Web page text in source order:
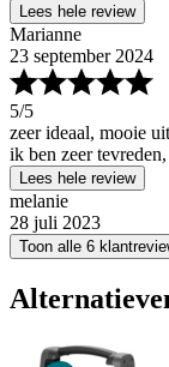
Lees hele review
Marianne
23 september 2024
5/5
zeer ideaal, mooie
ik ben zeer
Lees hele review
melanie
28 juli 2023
Toon alle 6